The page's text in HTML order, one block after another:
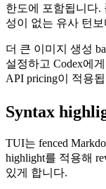
한도에 포함됩니다.
성이 없는 유사 턴
더 큰 이미지 생성
설정하고 Codex에
API pricing이 적용
Syntax
TUI는 fenced
highlight를 적용해
있게 합니다.